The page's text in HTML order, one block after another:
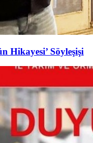
Hikayesi’ Söyleşişi